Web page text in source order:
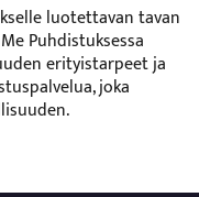
luotettavan tavan
Puhdistuksessa
erityistarpeet ja
joka